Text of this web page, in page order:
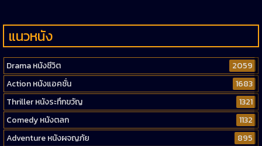
แนวหนัง
Drama หนังชีวิต
2059
Action หนังแอคชั่น
1683
Thriller หนังระทึกขวัญ
1321
Comedy หนังตลก
1132
Adventure หนังผจญภัย
895